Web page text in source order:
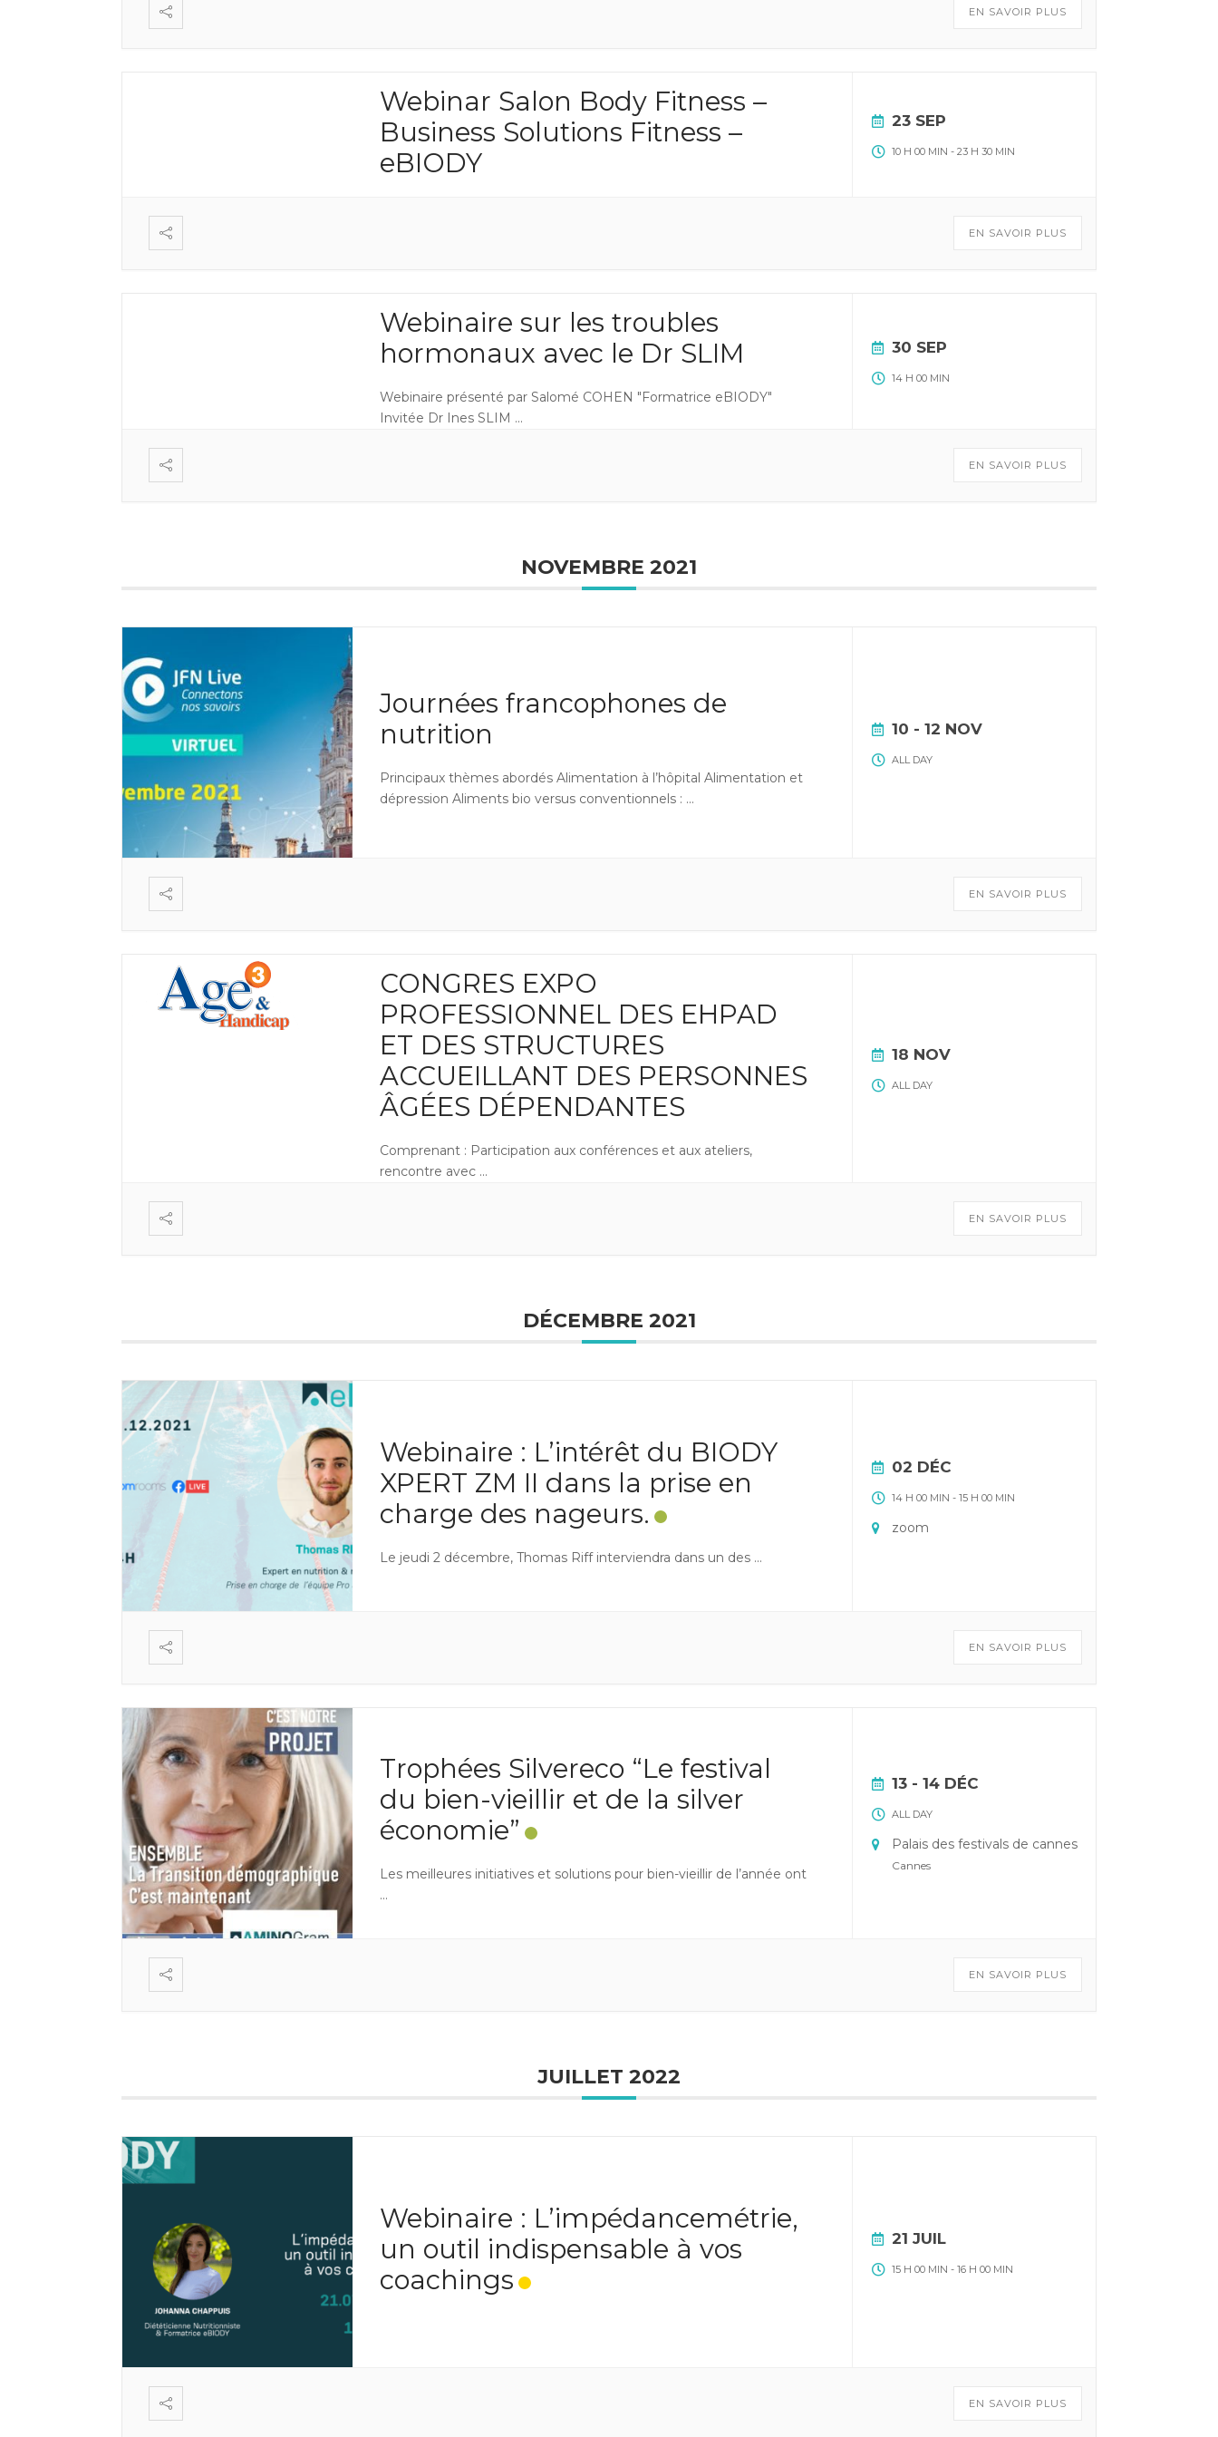
EN SAVOIR PLUS
Webinar Salon Body Fitness –
Business Solutions Fitness –
eBIODY
23 SEP
10 H 00 MIN -23 H 30 MIN
EN SAVOIR PLUS
Webinaire sur les troubles
hormonaux avec le Dr SLIM
Webinaire présenté par Salomé COHEN "Formatrice eBIODY"
Invitée Dr Ines SLIM ...
30 SEP
14 H 00 MIN
EN SAVOIR PLUS
NOVEMBRE 2021
Journées francophones de
nutrition
Principaux thèmes abordés Alimentation à l’hôpital Alimentation et
dépression Aliments bio versus conventionnels : ...
10 - 12 NOV
ALL DAY
EN SAVOIR PLUS
CONGRES EXPO
PROFESSIONNEL DES EHPAD
ET DES STRUCTURES
ACCUEILLANT DES PERSONNES
ÂGÉES DÉPENDANTES
Comprenant : Participation aux conférences et aux ateliers,
rencontre avec ...
18 NOV
ALL DAY
EN SAVOIR PLUS
DÉCEMBRE 2021
Webinaire : L’intérêt du BIODY
XPERT ZM II dans la prise en
charge des nageurs.
Le jeudi 2 décembre, Thomas Riff interviendra dans un des ...
02 DÉC
14 H 00 MIN -15 H 00 MIN
zoom
EN SAVOIR PLUS
Trophées Silvereco “Le festival
du bien-vieillir et de la silver
économie”
Les meilleures initiatives et solutions pour bien-vieillir de l’année ont
...
13 - 14 DÉC
ALL DAY
Palais des festivals de cannes
Cannes
EN SAVOIR PLUS
JUILLET 2022
Webinaire : L’impédancemétrie,
un outil indispensable à vos
coachings
21 JUIL
15 H 00 MIN -16 H 00 MIN
EN SAVOIR PLUS